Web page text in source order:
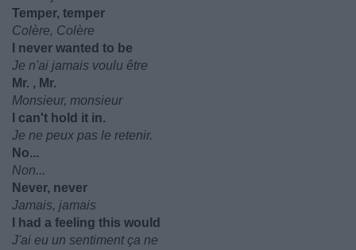
Temper, temper
Colère, Colère
I never wanted to be
Je n'ai jamais voulu être
Mr. , Mr.
Monsieur, monsieur
I can't hold it in.
Je ne peux pas le retenir.
No...
Non...
Never, never
Jamais, jamais
I had a feeling this would
J'ai eu un sentiment ça ne